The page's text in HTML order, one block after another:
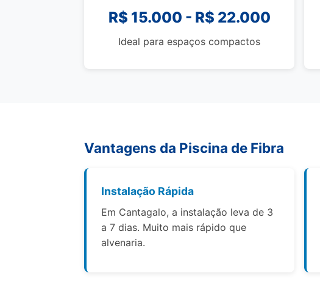
R$ 15.000 - R$ 22.000
Ideal para espaços compactos
Vantagens da Piscina de Fibra
Instalação Rápida
Em Cantagalo, a instalação leva de 3
a 7 dias. Muito mais rápido que
alvenaria.